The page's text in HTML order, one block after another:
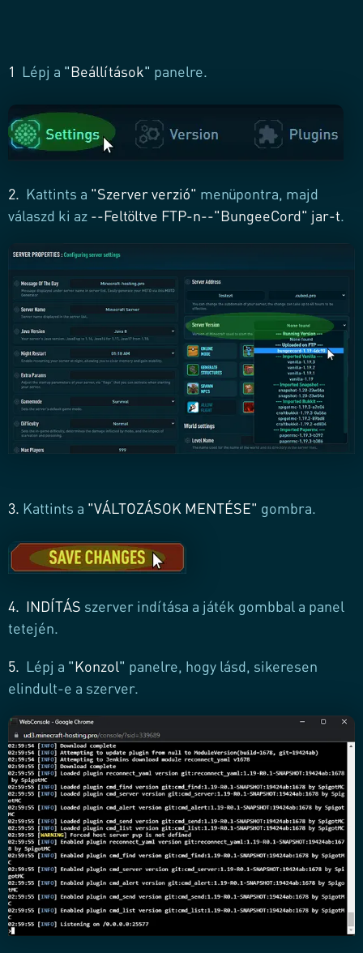
1 Lépj a "Beállítások" panelre.
2. Kattints a "Szerver verzió" menüpontra, majd
válaszd ki az --Feltöltve FTP-n--"BungeeCord" jar-t.
3. Kattints a "VÁLTOZÁSOK MENTÉSE" gombra.
4. INDÍTÁS szerver indítása a játék gombbal a panel
tetején.
5. Lépj a "Konzol" panelre, hogy lásd, sikeresen
elindult-e a szerver.